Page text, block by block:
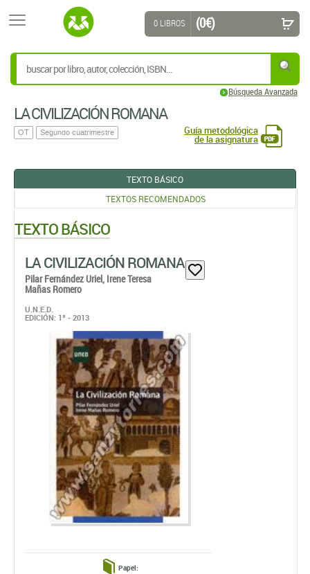
Búsqueda Avanzada
0 LIBROS (0 €)
LA CIVILIZACIÓN ROMANA
OT Segundo cuatrimestre Guía metodológica
de la asignatura
TEXTO BÁSICO
TEXTOS RECOMENDADOS
TEXTO BÁSICO
LA CIVILIZACIÓN ROMANA
Pilar Fernández Uriel, Irene Teresa
Mañas Romero
U.N.E.D.
EDICIÓN: 1ª - 2013
Papel: